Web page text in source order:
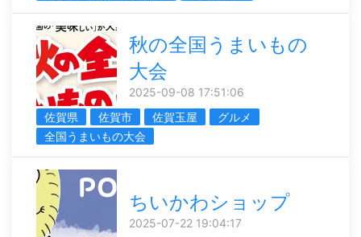
秋の全国うまいもの
大会
2025-09-08 17:51:06
佐賀県
佐賀市 佐賀玉屋
グルメ
全国うまいもの大会
ちいかわショップ
2025-07-22 19:04:17